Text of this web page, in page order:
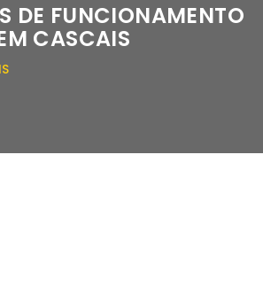
DE FUNCIONAMENTO
CASCAIS